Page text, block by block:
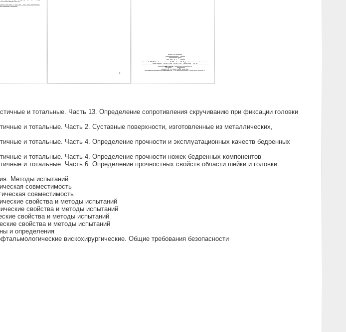
и тотальные. Часть 13. Определение сопротивления скручиванию при фиксации головки
и тотальные. Часть 2. Суставные поверхности, изготовленные из металлических,
и тотальные. Часть 4. Определение прочности и эксплуатационных качеств бедренных
и тотальные. Часть 4. Определение прочности ножек бедренных компонентов
и тотальные. Часть 6. Определение прочностных свойств области шейки и головки
Методы испытаний
совместимость
совместимость
свойства и методы испытаний
свойства и методы испытаний
свойства и методы испытаний
свойства и методы испытаний
и определения
вискохирургические. Общие требования безопасности